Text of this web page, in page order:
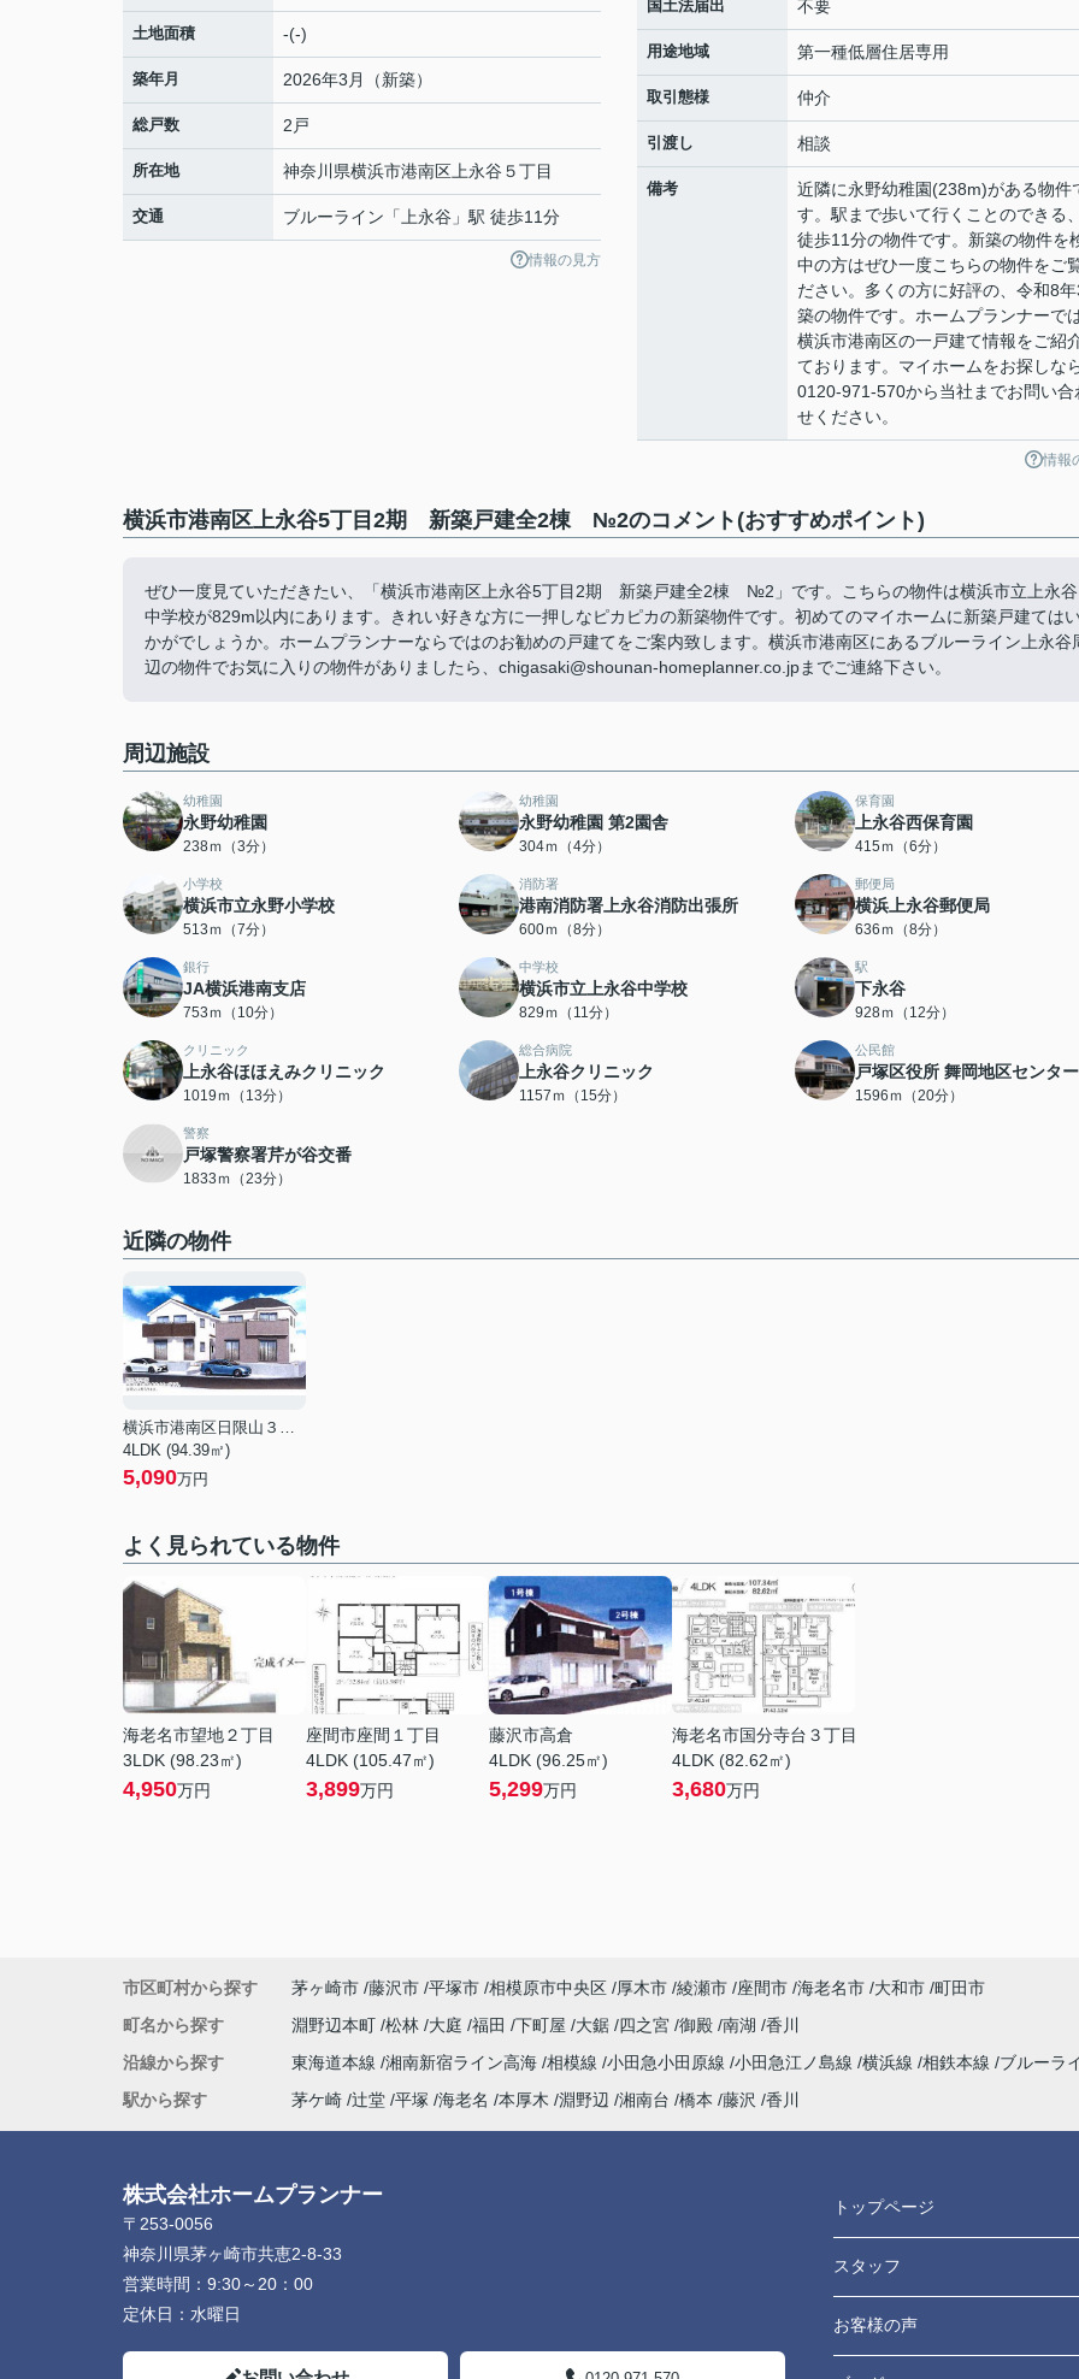
土地面積 -(-)
築年月 2026年3月（新築）
総戸数 2戸
所在地 神奈川県横浜市港南区 上永谷 ５丁目
交通 ブルーライン 「 上永谷 」駅 徒歩11分
情報の見方
国土法届出 不要
用途地域 第一種低層住居専用
取引態様 仲介
引渡し 相談
備考
近隣に永野幼稚園(238m)がある物件
す。駅まで歩いて行くことのできる
徒歩11分の物件です。新築の物件を
中の方はぜひ一度こちらの物件をご
ださい。多くの方に好評の、令和8年
築の物件です。ホームプランナーでは
横浜市港南区の一戸建て情報をご紹
ております。マイホームをお探しなら
0120-971-570から当社までお問い合
せください。
情報
横浜市港南区上永谷5丁目2期 新築戸建全2棟 №2のコメント(おすすめポイント)
ぜひ一度見ていただきたい、「横浜市港南区上永谷5丁目2期 新築戸建全2棟 №2」です。こちらの物件は横浜市立上永谷
中学校が829m以内にあります。きれい好きな方に一押しなピカピカの新築物件です。初めてのマイホームに新築戸建ては
かがでしょうか。ホームプランナーならではのお勧めの戸建てをご案内致します。横浜市港南区にあるブルーライン上永谷
辺の物件でお気に入りの物件がありましたら、chigasaki@shounan-homeplanner.co.jpまでご連絡下さい。
周辺施設
幼稚園
永野幼稚園
238ｍ（3分）
幼稚園
永野幼稚園 第2園舎
304ｍ（4分）
保育園
上永谷西保育園
415ｍ（6分）
小学校
横浜市立永野小学校
513ｍ（7分）
消防署
港南消防署上永谷消防出張所
600ｍ（8分）
郵便局
横浜上永谷郵便局
636ｍ（8分）
銀行
JA横浜港南支店
753ｍ（10分）
中学校
横浜市立上永谷中学校
829ｍ（11分）
駅
下永谷
928ｍ（12分）
クリニック
上永谷ほほえみクリニック
1019ｍ（13分）
総合病院
上永谷クリニック
1157ｍ（15分）
公民館
戸塚区役所 舞岡地区センター
1596ｍ（20分）
警察
戸塚警察署芹が谷交番
1833ｍ（23分）
近隣の物件
横浜市港南区日限山３丁目
4LDK (94.39㎡)
5,090万円
よく見られている物件
海老名市望地２丁目
3LDK (98.23㎡)
4,950万円
座間市座間１丁目
4LDK (105.47㎡)
3,899万円
藤沢市高倉
4LDK (96.25㎡)
5,299万円
海老名市国分寺台３丁目
4LDK (82.62㎡)
3,680万円
市区町村から探す 茅ヶ崎市 藤沢市 平塚市 相模原市中央区 厚木市 綾瀬市 座間市 海老名市 大和市 町田市
町名から探す
淵野辺本町 松林 大庭 福田 下町屋 大鋸 四之宮 御殿 南湖 香川
沿線から探す
東海道本線 湘南新宿ライン高海 相模線 小田急小田原線 小田急江ノ島線 横浜線 相鉄本線 ブルーラ
駅から探す
茅ケ崎 辻堂 平塚 海老名 本厚木 淵野辺 湘南台 橋本 藤沢 香川
株式会社ホームプランナー
〒253-0056
神奈川県茅ヶ崎市共恵2-8-33
営業時間： 9:30～20：00
定休日： 水曜日
トップページ
スタッフ
お客様の声